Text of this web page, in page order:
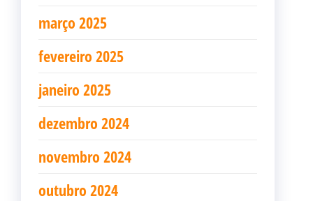
março 2025
fevereiro 2025
janeiro 2025
dezembro 2024
novembro 2024
outubro 2024